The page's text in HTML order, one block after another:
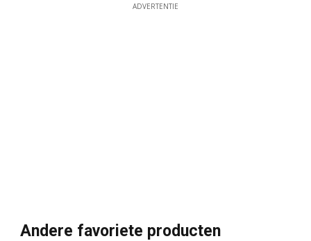
ADVERTENTIE
Andere favoriete producten